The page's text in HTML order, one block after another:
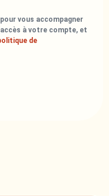
vous accompagner
à votre compte, et
de